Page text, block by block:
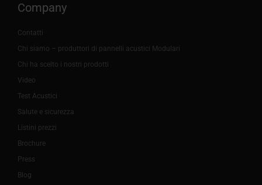
Company
Contatti
Chi siamo – produttori di pannelli acustici Modulari
Chi ha scelto i nostri prodotti
Video
Test Acustici
Salute e sicurezza
Listini prezzi
Brochure
Press
Blog